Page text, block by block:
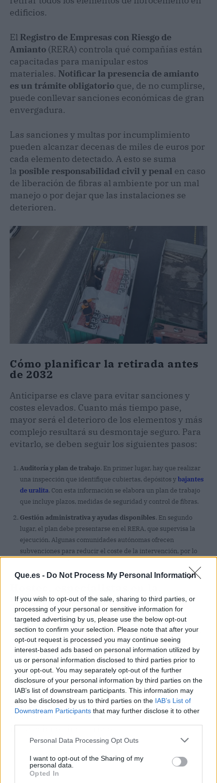
Que.es - Do Not Process My Personal Information
If you wish to opt-out of the sale, sharing to third parties, or
processing of your personal or sensitive information for
targeted advertising by us, please use the below opt-out
section to confirm your selection. Please note that after your
opt-out request is processed you may continue seeing
interest-based ads based on personal information utilized by
us or personal information disclosed to third parties prior to
your opt-out. You may separately opt-out of the further
disclosure of your personal information by third parties on the
IAB’s list of downstream participants. This information may
also be disclosed by us to third parties on the IAB’s List of
Downstream Participants that may further disclose it to other
Personal Data Processing Opt Outs
I want to opt-out of the Sharing of my
personal data.
Opted In
edificios.
El Registro de Empresas con Riesgo de
Amianto (RERA) controla qué compañías están
capacitadas para manipular estos
materiales. Notificar la presencia de amianto
es un trámite obligatorio que, de no cumplirse,
puede conllevar sanciones económicas de gran
envergadura.
Las sanciones y multas por incumplimiento
pueden alcanzar decenas de miles de euros por
cada elemento detectado. A esto se suma
la posible responsabilidad civil y penal en caso
de liberación de fibras al ambiente por un mal
manejo o por dejar que las instalaciones se
deterioren.
Cómo planificar la retirada antes
de 2032
Anticiparse es clave para evitar sanciones y
costes elevados. Cuanto más tiempo pase,
mayor será el deterioro de los elementos y más
complejo resultará su desmontaje seguro. Para
evitarlo, se deben seguir los siguientes pasos:
Auditoría y plan de trabajo. En primer lugar, hay que realizar
una inspección que identifique cubiertas, depósitos ybajantes
de uralita. Con esta información se elabora un plan de trabajo
que incluye plazos, medidas de seguridad y control de fibras.
Gestión administrativa y ayudas disponibles. En segundo
lugar, el plan debe presentarse en el RERA, que supervisa la
ejecución. Algunas comunidades autónomas ofrecen
subvenciones para reducir el coste de la intervención, por lo
retirada de uralita
Contar con expertos es la garantía de que el
proceso se realizará con seguridad y conforme
a la ley.Hostec ofrece un servicio integral
incluye laretirada de cubiertas, depósitos y
tuberías, así como la correctagestión de
residuos y la tramitación administrativa. Su
experiencia abarca desde la retirada de
una placa de amiantoen un tejado hasta
intervenciones de gran envergadura en
instalaciones industriales.